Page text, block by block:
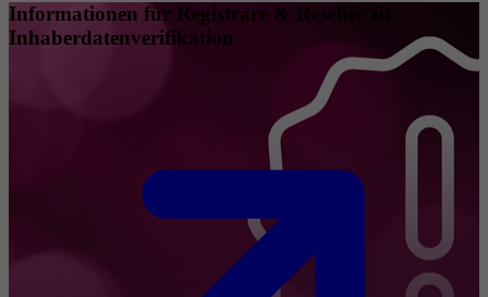
Informationen für Registrare & Reseller zu
Inhaberdatenverifikation